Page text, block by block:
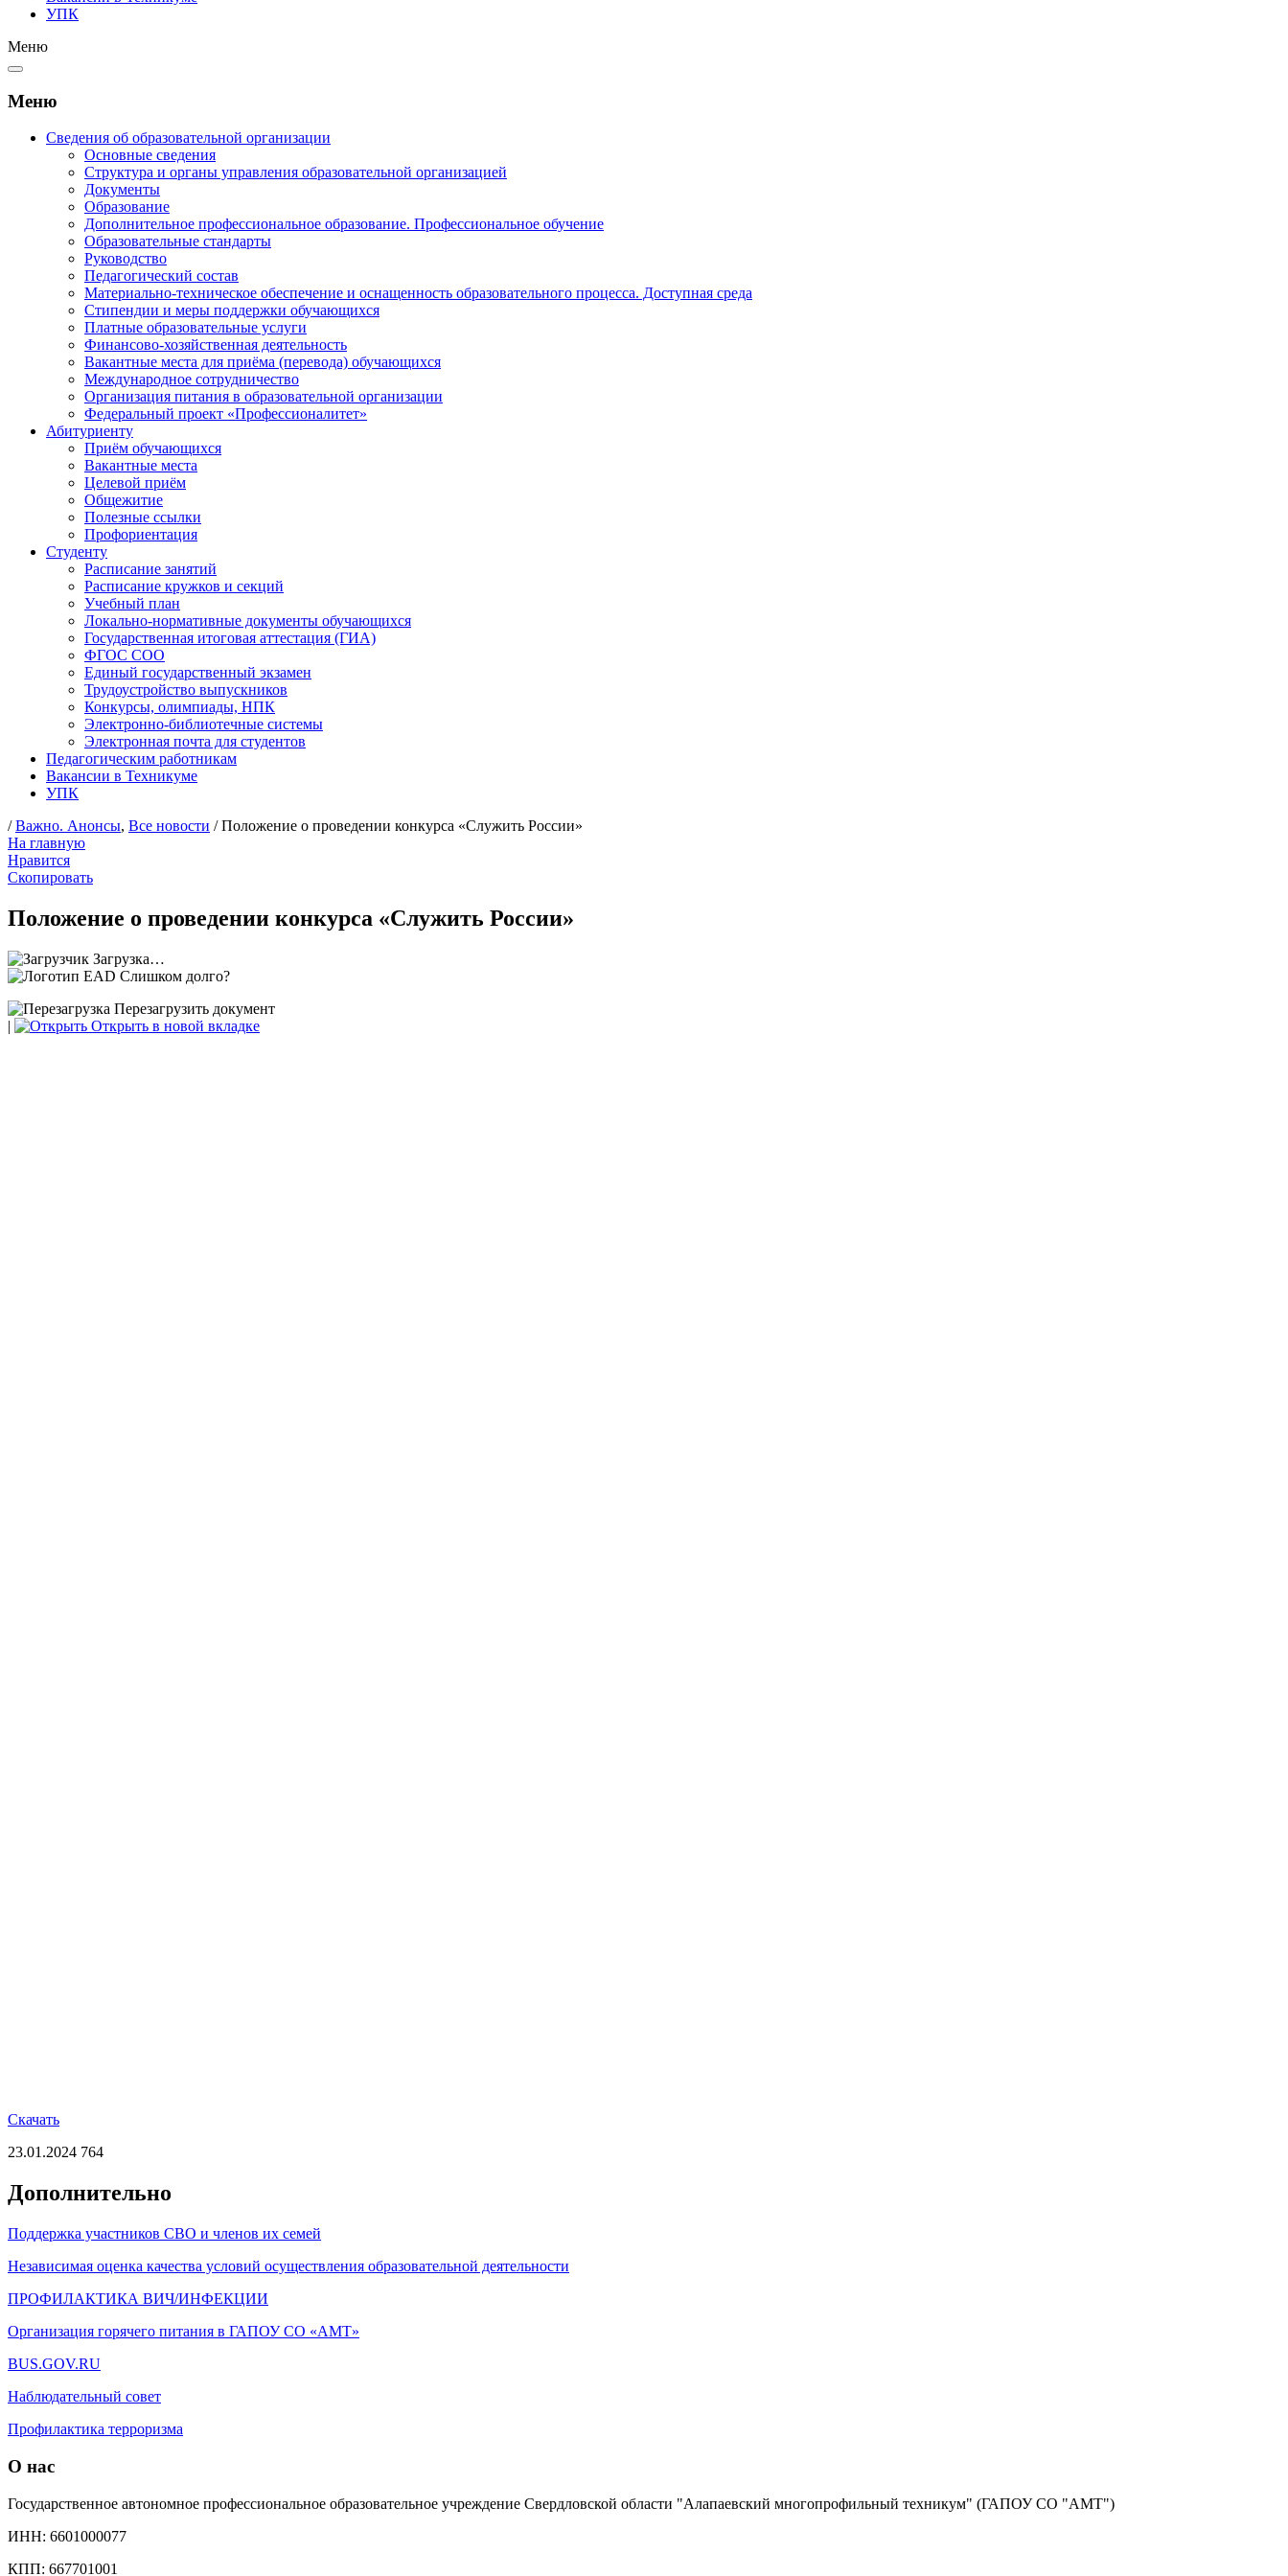
УПК
Меню
Меню
Сведения об образовательной организации
Основные сведения
Структура и органы управления образовательной организацией
Документы
Образование
Дополнительное профессиональное образование. Профессиональное обучение
Образовательные стандарты
Руководство
Педагогический состав
Материально-техническое обеспечение и оснащенность образовательного процесса. Доступная среда
Стипендии и меры поддержки обучающихся
Платные образовательные услуги
Финансово-хозяйственная деятельность
Вакантные места для приёма (перевода) обучающихся
Международное сотрудничество
Организация питания в образовательной организации
Федеральный проект «Профессионалитет»
Абитуриенту
Приём обучающихся
Вакантные места
Целевой приём
Общежитие
Полезные ссылки
Профориентация
Студенту
Расписание занятий
Расписание кружков и секций
Учебный план
Локально-нормативные документы обучающихся
Государственная итоговая аттестация (ГИА)
ФГОС СОО
Единый государственный экзамен
Трудоустройство выпускников
Конкурсы, олимпиады, НПК
Электронно-библиотечные системы
Электронная почта для студентов
Педагогическим работникам
Вакансии в Техникуме
УПК
/Важно. Анонсы, Все новости / Положение о проведении конкурса «Служить России»
На главную
Нравится
Скопировать
Положение о проведении конкурса «Служить России»
Загрузка…
Слишком долго?
Перезагрузить документ
|
Открыть в новой вкладке
Скачать
23.01.2024 764
Дополнительно
Поддержка участников СВО и членов их семей
Независимая оценка качества условий осуществления образовательной деятельности
ПРОФИЛАКТИКА ВИЧ/ИНФЕКЦИИ
Организация горячего питания в ГАПОУ СО «АМТ»
BUS.GOV.RU
Наблюдательный совет
Профилактика терроризма
О нас
Государственное автономное профессиональное образовательное учреждение Свердловской области "Алапаевский многопрофильный техникум" (ГАПОУ СО "АМТ")
ИНН: 6601000077
КПП: 667701001